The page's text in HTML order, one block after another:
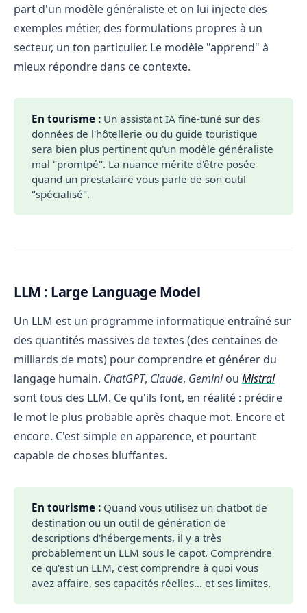
part d'un modèle généraliste et on lui injecte des
exemples métier, des formulations propres à un
secteur, un ton particulier. Le modèle "apprend" à
mieux répondre dans ce contexte.
En tourisme :Un assistant IA fine-tuné sur des
données de l'hôtellerie ou du guide touristique
sera bien plus pertinent qu'un modèle généraliste
mal "promtpé". La nuance mérite d'être posée
quand un prestataire vous parle de son outil
"spécialisé".
LLM : Large Language Model
Un LLM est un programme informatique entraîné sur
des quantités massives de textes (des centaines de
milliards de mots) pour comprendre et générer du
langage humain. ChatGPT, Claude, Geminiou Mistral
sont tous des LLM. Ce qu'ils font, en réalité : prédire
le mot le plus probable après chaque mot. Encore et
encore. C'est simple en apparence, et pourtant
capable de choses bluffantes.
En tourisme :Quand vous utilisez un chatbot de
destination ou un outil de génération de
descriptions d'hébergements, il y a très
probablement un LLM sous le capot. Comprendre
ce qu'est un LLM, c'est comprendre à quoi vous
avez affaire, ses capacités réelles... et ses limites.